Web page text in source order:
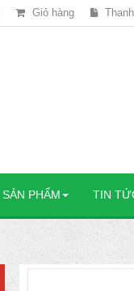
Giỏ hàng
SẢN PHẨM TIN